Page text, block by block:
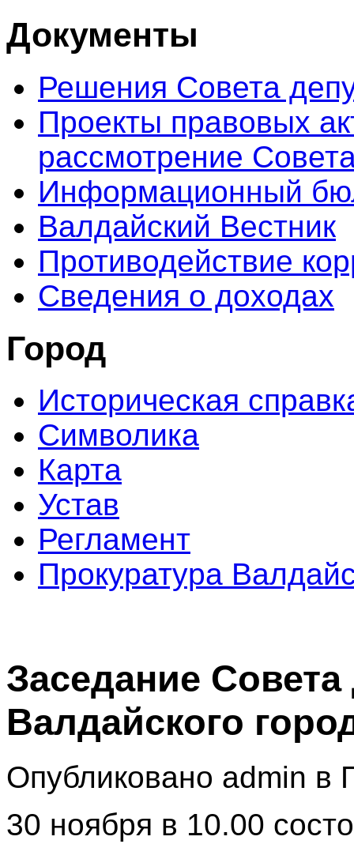
Документы
Решения Совета
Проекты правовых
рассмотрение
Информационный
Валдайский Вестник
Противодействие
Сведения о доходах
Город
Историческая
Символика
Карта
Устав
Регламент
Прокуратура
Заседание Совета
Валдайского
Опубликовано admin в
30 ноября в 10.00